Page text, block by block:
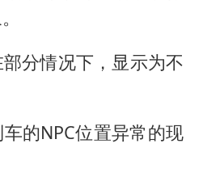
分情况下，显示为不
的NPC位置异常的现